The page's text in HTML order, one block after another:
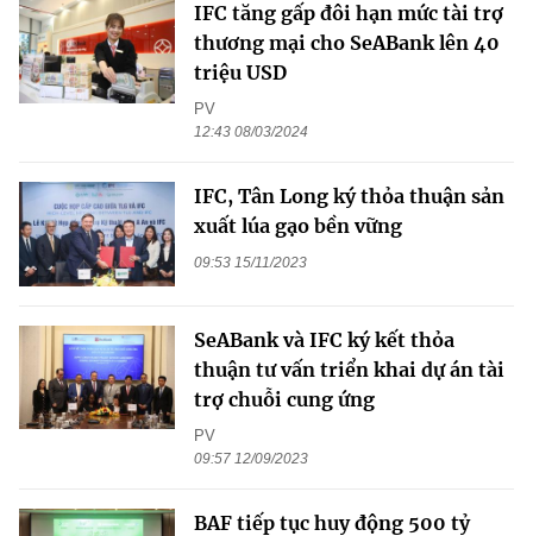
IFC tăng gấp đôi hạn mức tài trợ
thương mại cho SeABank lên 40
triệu USD
PV
12:43 08/03/2024
IFC, Tân Long ký thỏa thuận sản
xuất lúa gạo bền vững
09:53 15/11/2023
SeABank và IFC ký kết thỏa
thuận tư vấn triển khai dự án tài
trợ chuỗi cung ứng
PV
09:57 12/09/2023
BAF tiếp tục huy động 500 tỷ